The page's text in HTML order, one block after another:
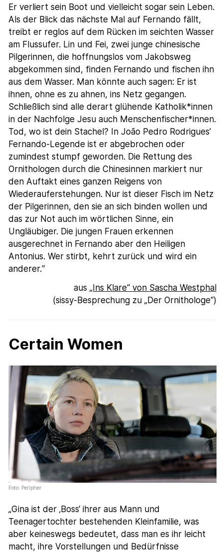
Er verliert sein Boot und vielleicht sogar sein Leben.
Als der Blick das nächste Mal auf Fernando fällt,
treibt er reglos auf dem Rücken im seichten Wasser
am Flussufer. Lin und Fei, zwei junge chinesische
Pilgerinnen, die hoffnungslos vom Jakobsweg
abgekommen sind, finden Fernando und fischen ihn
aus dem Wasser. Man könnte auch sagen: Er ist
ihnen, ohne es zu ahnen, ins Netz gegangen.
Schließlich sind alle derart glühende Katholik*innen
in der Nachfolge Jesu auch Menschenfischer*innen.
Tod, wo ist dein Stachel? In João Pedro Rodrigues’
Fernando-Legende ist er abgebrochen oder
zumindest stumpf geworden. Die Rettung des
Ornithologen durch die Chinesinnen markiert nur
den Auftakt eines ganzen Reigens von
Wiederauferstehungen. Nur ist dieser Fisch im Netz
der Pilgerinnen, den sie an sich binden wollen und
das zur Not auch im wörtlichen Sinne, ein
Ungläubiger. Die jungen Frauen erkennen
ausgerechnet in Fernando aber den Heiligen
Antonius. Wer stirbt, kehrt zurück und wird ein
anderer.“
aus „Ins Klare“ von Sascha Westphal
(sissy-Besprechung zu „Der Ornithologe“)
Certain Women
Foto: Peripher
„Gina ist der ‚Boss‘ ihrer aus Mann und
Teenagertochter bestehenden Kleinfamilie, was
aber keineswegs bedeutet, dass man es ihr leicht
macht, ihre Vorstellungen und Bedürfnisse